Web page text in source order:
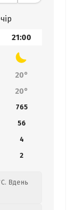
21:00
20°
20°
765
56
4
2
Вдень